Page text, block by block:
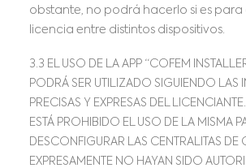
obstante, no podrá hacerlo si es
licencia entre distintos dispositivos.
3.3 EL USO DE LA APP “COFEM
PODRÁ SER UTILIZADO SIGUIENDO LAS
PRECISAS Y EXPRESAS DEL
ESTÁ PROHIBIDO EL USO DE LA MISMA
DESCONFIGURAR LAS CENTRALITAS DE
EXPRESAMENTE NO HAYAN SIDO